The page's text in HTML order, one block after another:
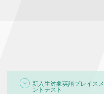
新入生対象英語プレイスメ
ントテスト